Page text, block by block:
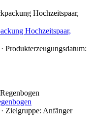
Hochzeitspaar,
Produkterzeugungsdatum:
Zielgruppe: Anfänger